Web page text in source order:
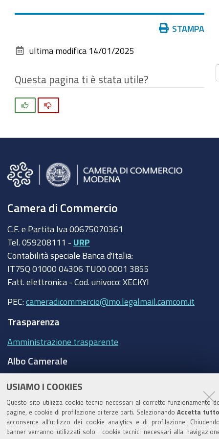
USIAMO I COOKIES
Questo sito utilizza cookie tecnici necessari al corretto funzionamento
pagine, e cookie di profilazione di terze parti. SelezionandoAccetta
acconsente all’utilizzo dei cookie analytics e di profilazione.
banner verranno utilizzati solo i cookie tecnici necessari alla
dimensioni
documento
STAMPA
ultima modifica 14/01/2025
Questa pagina ti è stata utile?
Camera di Commercio
C.F. e Partita Iva 00675070361
Tel. 059208111 - URP
Contabilità speciale Banca d'Italia:
IT75Q 01000 04306 TU00 0001 3855
Fatt. elettronica - Cod. univoco: XECKYI
PEC: cameradicommercio@mo.legalmail.camcom.it
Trasparenza
Amministrazione trasparente
Albo Camerale
Area riservata Amministratori
Accesso riservato agli Amministratori dell'ente